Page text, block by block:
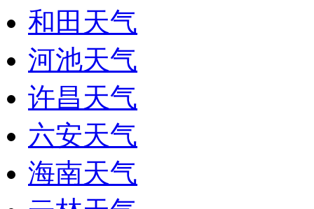
和田天气
河池天气
许昌天气
六安天气
海南天气